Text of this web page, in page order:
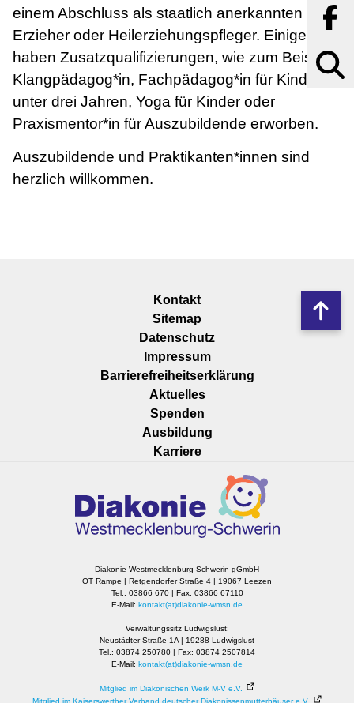
einem Abschluss als staatlich anerkannten
Erzieher oder Heilerziehungspfleger. Einige
haben Zusatzqualifizierungen, wie zum Beispiel
Klangpädagog*in, Fachpädagog*in für Kinder
unter drei Jahren, Yoga für Kinder oder
Praxismentor*in für Auszubildende erworben.
Auszubildende und Praktikanten*innen sind
herzlich willkommen.
Nach
oben
Navigation
überspringen
Kontakt
Sitemap
Datenschutz
Impressum
Barrierefreiheitserklärung
Navigation
überspringen
Aktuelles
Spenden
Ausbildung
Karriere
Diakonie Westmecklenburg-Schwerin gGmbH
OT Rampe | Retgendorfer Straße 4 | 19067 Leezen
Tel.: 03866 670 | Fax: 03866 67110
E-Mail: kontakt(at)diakonie-wmsn.de
Verwaltungssitz Ludwigslust:
Neustädter Straße 1A | 19288 Ludwigslust
Tel.: 03874 250780 | Fax: 03874 2507814
E-Mail: kontakt(at)diakonie-wmsn.de
Mitglied im Diakonischen Werk M-V e.V.
Mitglied im Kaiserswerther Verband deutscher Diakonissenmutterhäuser e.V.